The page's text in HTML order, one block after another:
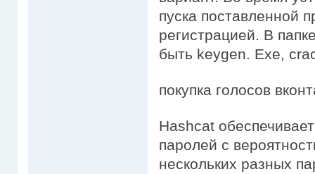
пуска поставленной
регистрацией. В
быть keygen. Exe,
покупка голосов
Hashcat
паролей с
нескольких разных